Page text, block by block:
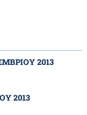
2013
2013